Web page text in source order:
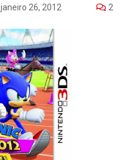
janeiro 26, 2012 2